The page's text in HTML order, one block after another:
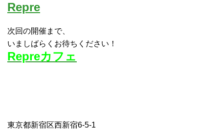
Repre
次回の開催まで、
いましばらくお待ちください！
Repreカフェ
東京都新宿区西新宿6-5-1